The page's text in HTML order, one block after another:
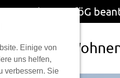
BAföG
Kita
Einige von
uns helfen,
verbessern. Sie